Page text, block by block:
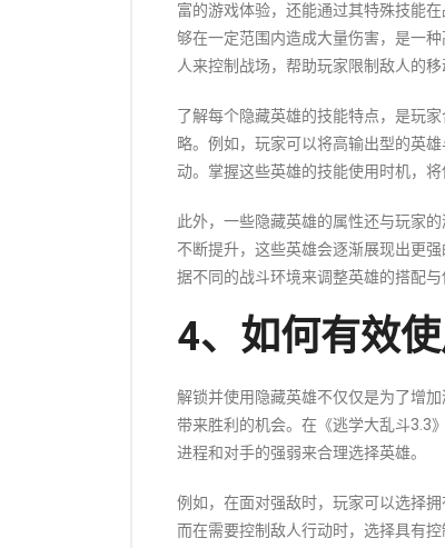
富的游戏体验，还能通过其特殊技能
够在一定范围内造成大量伤害，是一
人来控制战场，帮助玩家限制敌人的移
了解每个隐藏英雄的技能特点，是玩
略。例如，玩家可以将高输出型的英
动。掌握这些英雄的技能使用时机，将
此外，一些隐藏英雄的属性还与玩家
不断提升，这些英雄会逐渐展现出更
据不同的战斗环境来调整英雄的搭配与
4、如何有效
解锁并使用隐藏英雄不仅仅是为了增
带来胜利的机会。在《逃学大乱斗3.3
进程和对手的强弱来合理选择英雄。
例如，在面对强敌时，玩家可以选择
而在需要控制敌人行动时，选择具有